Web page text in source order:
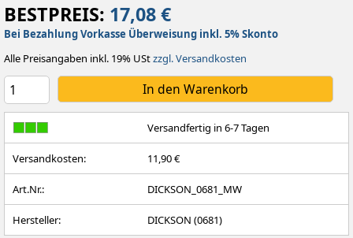
BESTPREIS: 17,08 €
Bei Bezahlung Vorkasse Überweisung inkl. 5% Skonto
Alle Preisangaben inkl. 19% UStzzgl. Versandkosten
Versandfertig in 6-7 Tagen
Versandkosten: 11,90 €
Art.Nr.: DICKSON_0681_MW
Hersteller: DICKSON (0681)